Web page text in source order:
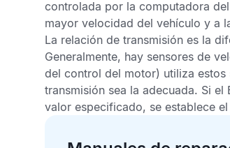
controlada por la computadora
mayor velocidad del vehículo y a
La relación de transmisión es la
Generalmente, hay sensores de
del control del motor) utiliza
transmisión sea la adecuada. Si el
valor especificado, se establece el